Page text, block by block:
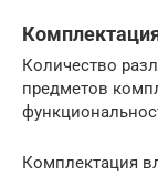
Количество
предметов
Комплектация